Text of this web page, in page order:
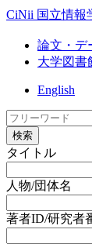
CiNii 国立情報
論文・デ
大学図書
English
検索
タイトル
人物/団体名
著者ID/研究者